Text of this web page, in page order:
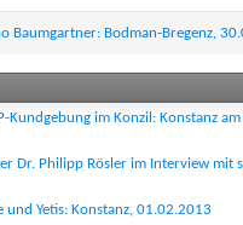
Baumgartner: Bodman-Bregenz,
Kundgebung im Konzil: Konstanz
Dr. Philipp Rösler im Interview mit
Yetis: Konstanz, 01.02.2013